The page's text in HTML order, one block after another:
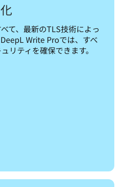
て、最新のTLS技術によっ
Write Proでは、すべ
リティを確保できます。